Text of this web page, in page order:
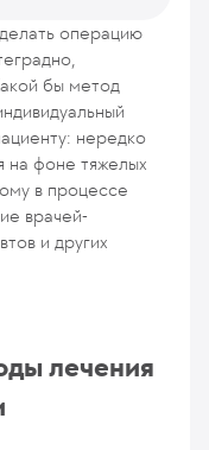
операцию
бы метод
нередко
на фоне тяжелых
в процессе
врачей-
и других
лечения